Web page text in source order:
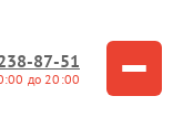
87-51
до 20:00